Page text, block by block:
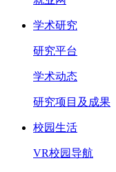
学术研究
研究平台
学术动态
研究项目及成果
校园生活
VR校园导航